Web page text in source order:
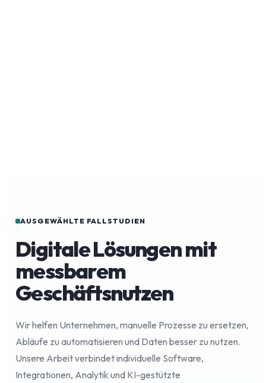
AUSGEWÄHLTE FALLSTUDIEN
Digitale Lösungen mit
messbarem
Geschäftsnutzen
Wir helfen Unternehmen, manuelle Prozesse zu ersetzen,
Abläufe zu automatisieren und Daten besser zu nutzen.
Unsere Arbeit verbindet individuelle Software,
Integrationen, Analytik und KI-gestützte